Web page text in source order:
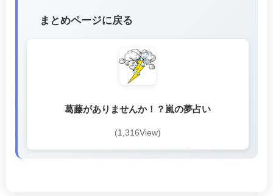
まとめページに戻る
葛藤がありませんか！？嵐の夢占い
(1,316View)